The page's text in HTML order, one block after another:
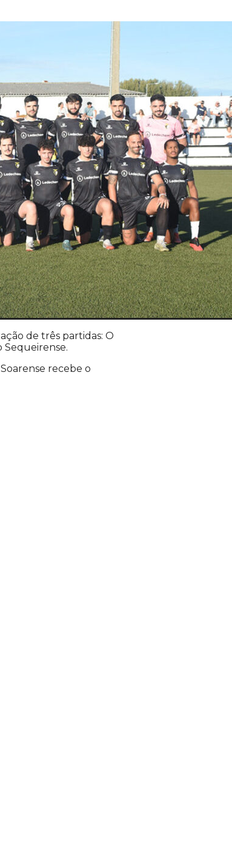
de três partidas: O
Sequeirense.
recebe o